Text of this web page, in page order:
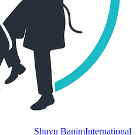
Shuvu BanimInternational